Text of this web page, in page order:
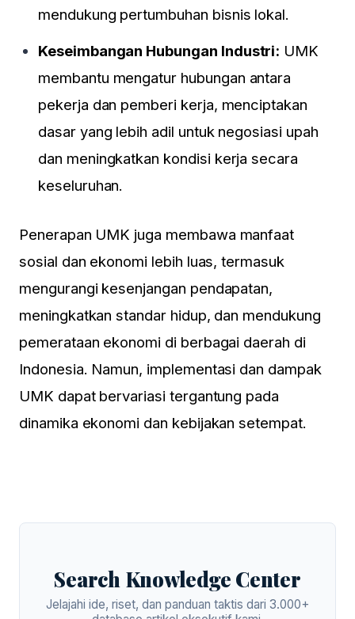
mendukung pertumbuhan bisnis lokal.
Keseimbangan Hubungan Industri: UMK
membantu mengatur hubungan antara
pekerja dan pemberi kerja, menciptakan
dasar yang lebih adil untuk negosiasi upah
dan meningkatkan kondisi kerja secara
keseluruhan.
Penerapan UMK juga membawa manfaat
sosial dan ekonomi lebih luas, termasuk
mengurangi kesenjangan pendapatan,
meningkatkan standar hidup, dan mendukung
pemerataan ekonomi di berbagai daerah di
Indonesia. Namun, implementasi dan dampak
UMK dapat bervariasi tergantung pada
dinamika ekonomi dan kebijakan setempat.
Search Knowledge Center
Jelajahi ide, riset, dan panduan taktis dari 3.000+